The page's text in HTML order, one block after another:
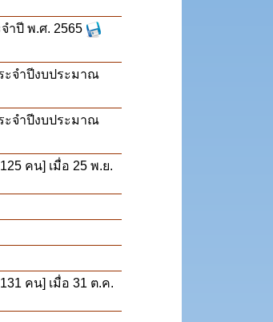
ำปี พ.ศ. 2565
ะจำปีงบประมาณ
ะจำปีงบประมาณ
คน] เมื่อ 25 พ.ย.
คน] เมื่อ 31 ต.ค.